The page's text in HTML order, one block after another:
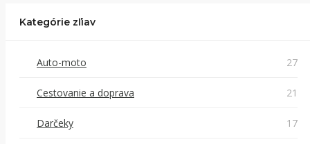
Kategórie zľiav
Auto-moto 27
Cestovanie a doprava 21
Darčeky 17